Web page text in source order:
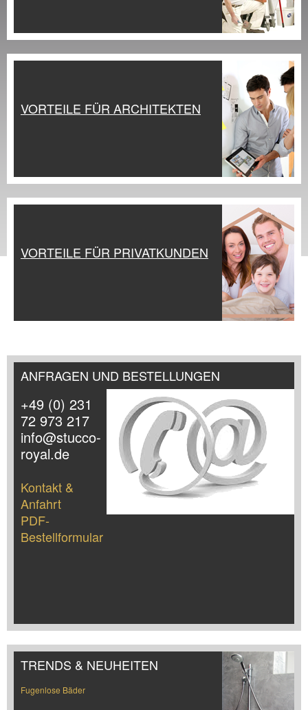
VORTEILE FÜR ARCHITEKTEN
VORTEILE FÜR PRIVATKUNDEN
ANFRAGEN UND BESTELLUNGEN
+49 (0) 231
72 973 217
info@stucco-
royal.de
Kontakt &
Anfahrt
PDF-
Bestellformular
TRENDS & NEUHEITEN
Fugenlose Bäder